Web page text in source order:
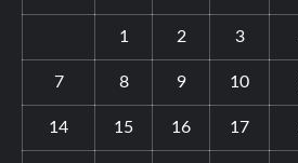
1 2 3
7 8 9 10
14 15 16 17